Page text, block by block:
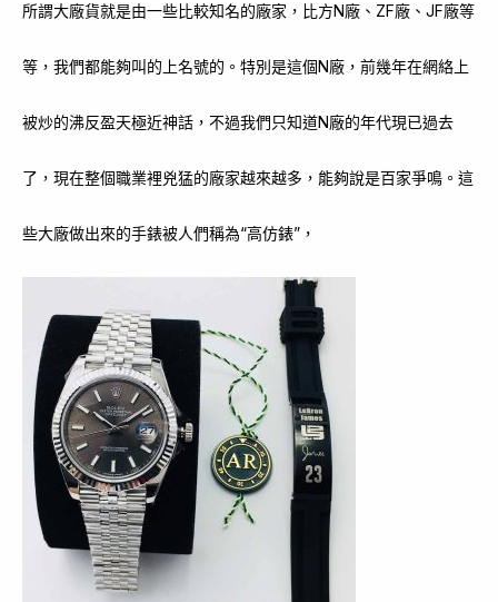
所謂大廠貨就是由一些比較知名的廠家，比方N廠、ZF廠、JF廠等
等，我們都能夠叫的上名號的。特別是這個N廠，前幾年在網絡上
被炒的沸反盈天極近神話，不過我們只知道N廠的年代現已過去
了，現在整個職業裡兇猛的廠家越來越多，能夠說是百家爭鳴。這
些大廠做出來的手錶被人們稱為“高仿錶”，